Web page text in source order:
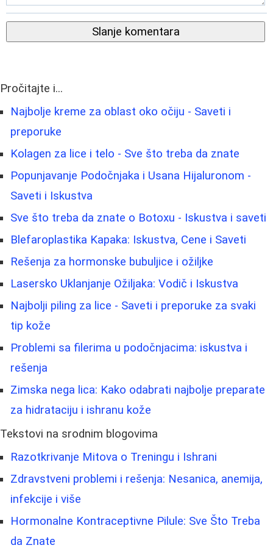
Slanje komentara
Pročitajte i...
Najbolje kreme za oblast oko očiju - Saveti i
preporuke
Kolagen za lice i telo - Sve što treba da znate
Popunjavanje Podočnjaka i Usana Hijaluronom -
Saveti i Iskustva
Sve što treba da znate o Botoxu - Iskustva i saveti
Blefaroplastika Kapaka: Iskustva, Cene i Saveti
Rešenja za hormonske bubuljice i ožiljke
Lasersko Uklanjanje Ožiljaka: Vodič i Iskustva
Najbolji piling za lice - Saveti i preporuke za svaki
tip kože
Problemi sa filerima u podočnjacima: iskustva i
rešenja
Zimska nega lica: Kako odabrati najbolje preparate
za hidrataciju i ishranu kože
Tekstovi na srodnim blogovima
Razotkrivanje Mitova o Treningu i Ishrani
Zdravstveni problemi i rešenja: Nesanica, anemija,
infekcije i više
Hormonalne Kontraceptivne Pilule: Sve Što Treba
da Znate